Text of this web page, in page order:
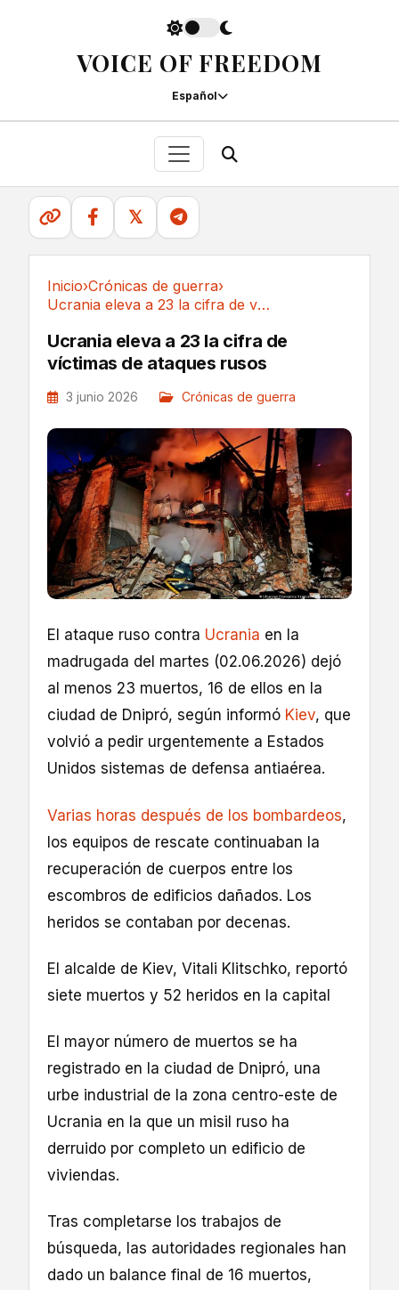
VOICE OF FREEDOM
Español
𝕏
Inicio›Crónicas de guerra›
Ucrania eleva a 23 la cifra de víctimas de...
Ucrania eleva a 23 la cifra de
víctimas de ataques rusos
3 junio 2026 Crónicas de guerra
El ataque ruso contra Ucrania en la
madrugada del martes (02.06.2026) dejó
al menos 23 muertos, 16 de ellos en la
ciudad de Dnipró, según informó Kiev, que
volvió a pedir urgentemente a Estados
Unidos sistemas de defensa antiaérea.
Varias horas después de los bombardeos,
los equipos de rescate continuaban la
recuperación de cuerpos entre los
escombros de edificios dañados. Los
heridos se contaban por decenas.
El alcalde de Kiev, Vitali Klitschko, reportó
siete muertos y 52 heridos en la capital
El mayor número de muertos se ha
registrado en la ciudad de Dnipró, una
urbe industrial de la zona centro-este de
Ucrania en la que un misil ruso ha
derruido por completo un edificio de
viviendas.
Tras completarse los trabajos de
búsqueda, las autoridades regionales han
dado un balance final de 16 muertos,